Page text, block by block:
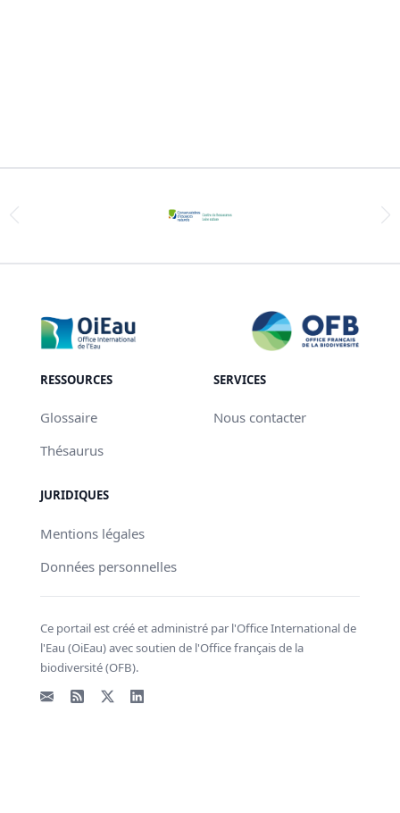
RESSOURCES
Glossaire
Thésaurus
SERVICES
Nous contacter
JURIDIQUES
Mentions légales
Données personnelles
Ce portail est créé et administré par l'Office International de
l'Eau (OiEau) avec soutien de l'Office français de la
biodiversité (OFB).